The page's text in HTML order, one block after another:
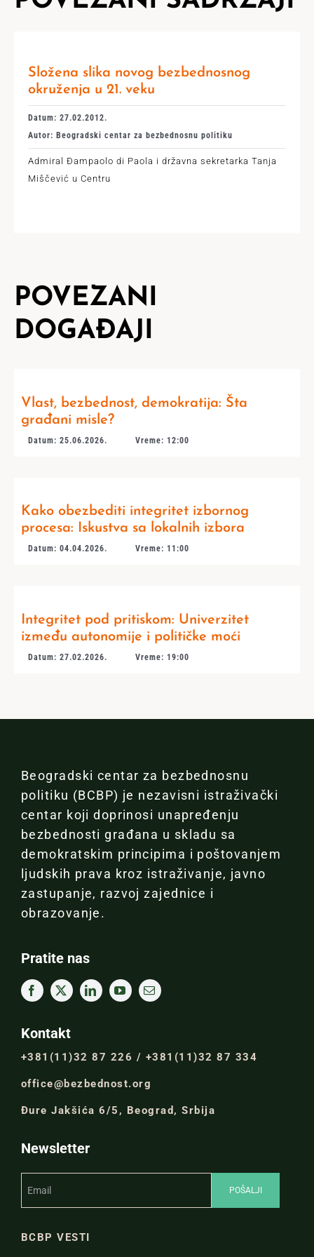
Složena slika novog bezbednosnog
okruženja u 21. veku
Datum: 27.02.2012.
Autor: Beogradski centar za bezbednosnu politiku
Admiral Đampaolo di Paola i državna sekretarka Tanja
Miščević u Centru
POVEZANI
DOGAĐAJI
Vlast, bezbednost, demokratija: Šta
građani misle?
Datum: 25.06.2026. Vreme: 12:00
Kako obezbediti integritet izbornog
procesa: Iskustva sa lokalnih izbora
Datum: 04.04.2026. Vreme: 11:00
Integritet pod pritiskom: Univerzitet
između autonomije i političke moći
Datum: 27.02.2026. Vreme: 19:00
Beogradski centar za bezbednosnu
politiku (BCBP) je nezavisni istraživački
centar koji doprinosi unapređenju
bezbednosti građana u skladu sa
demokratskim principima i poštovanjem
ljudskih prava kroz istraživanje, javno
zastupanje, razvoj zajednice i
obrazovanje.
Pratite nas
Kontakt
+381(11)32 87 226 / +381(11)32 87 334
office@bezbednost.org
Đure Jakšića 6/5, Beograd, Srbija
Newsletter
BCBP VESTI